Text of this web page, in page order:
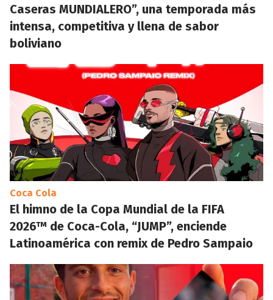
Caseras MUNDIALERO”, una temporada más
intensa, competitiva y llena de sabor
boliviano
Coca Cola
El himno de la Copa Mundial de la FIFA
2026™ de Coca-Cola, “JUMP”, enciende
Latinoamérica con remix de Pedro Sampaio